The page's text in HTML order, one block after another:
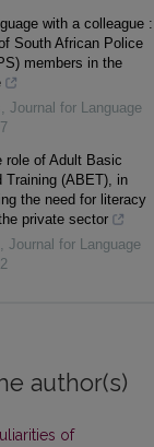
with a colleague :
South African Police
members in the
, Journal for Language
role of Adult Basic
Training (ABET), in
the need for literacy
private sector
, Journal for Language
author(s)
of